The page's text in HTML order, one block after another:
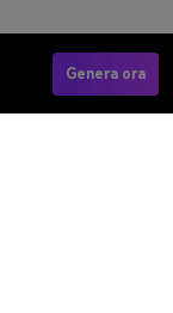
Genera ora